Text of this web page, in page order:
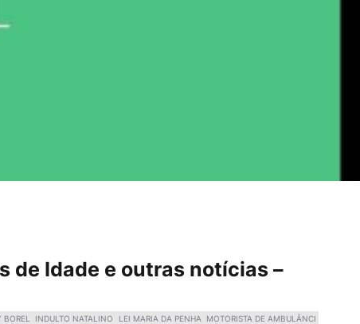
de Idade e outras notícias –
BOREL INDULTO NATALINO LEI MARIA DA PENHA
MOTORISTA DE AMBULÂNCI